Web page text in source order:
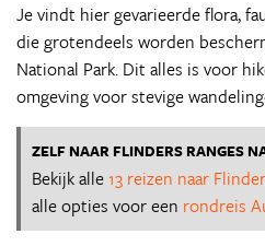
Je vindt hier gevarieerde flora,
die grotendeels worden
National Park. Dit alles is voor
omgeving voor stevige
ZELF NAAR FLINDERS RANGES
Bekijk alle13 reizen naar
alle opties voor een rondreis